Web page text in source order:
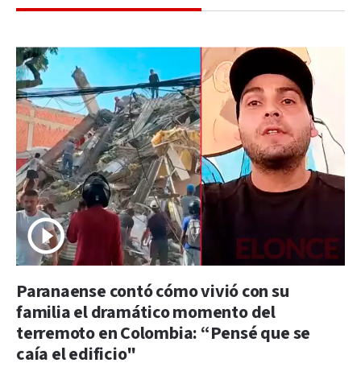
Paranaense contó cómo vivió con su
familia el dramático momento del
terremoto en Colombia: “Pensé que se
caía el edificio"